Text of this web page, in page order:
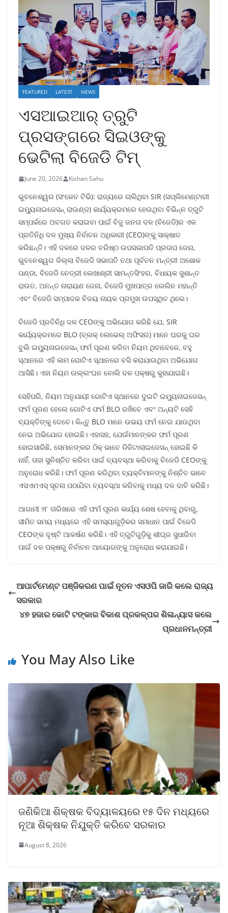
FEATURED LATEST NEWS
ଏସଆଇଆର୍ ତ୍ରୁଟି
ପ୍ରସଙ୍ଗରେ ସିଇଓଙ୍କୁ
ଭେଟିଲା ବିଜେଡି ଟିମ୍
June 20, 2026 Kishan Sahu
ଭୁବନେଶ୍ୱର (ସଂକେତ ଟିଭି): ରାଜ୍ୟରେ ଚାଲିଥିବା SIR (ସପ୍ଲିମେଣ୍ଟାରୀ
ଇମ୍ୟୁନାଇଜେସନ୍ ରାଉଣ୍ଡ) କାର୍ଯ୍ୟକ୍ରମରେ ହେଉଥିବା ବିଭିନ୍ନ ତ୍ରୁଟି
ସମ୍ପର୍କରେ ଅବଗତ କରାଇବା ପାଇଁ ବିଜୁ ଜନତା ଦଳ (ବିଜେଡି)ର ଏକ
ପ୍ରତିନିଧି ଦଳ ମୁଖ୍ୟ ନିର୍ବାଚନ ଅଧିକାରୀ (CEO)ଙ୍କୁ ସାକ୍ଷାତ
କରିଛନ୍ତି। ଏହି ଦଳରେ ଦଳର ବରିଷ୍ଠ ଉପସଭାପତି ପ୍ରତାପ ଜେନା,
ଭୁବନେଶ୍ୱର ଜିଲ୍ଲା ବିଜେଡି ସଭାପତି ତଥା ପୂର୍ବତନ ମନ୍ତ୍ରୀ ଅଶୋକ
ପଣ୍ଡା, ବିଜେଡି ନେତ୍ରୀ ଲେଖାଶ୍ରୀ ସାମନ୍ତସିଂହର, ବିଧାୟକ ସୁଶାନ୍ତ
ରାଉତ, ଅନନ୍ତ ନାରାୟଣ ଜେନା, ବିଜେଡି ମୁଖପାତ୍ର ଲେଲିନ ମହାନ୍ତି
ଏବଂ ବିଜେଡି ସମ୍ପାଦକ ବିଜୟ ନାୟକ ପ୍ରମୁଖ ଉପସ୍ଥିତ ଥିଲେ।
ବିଜେଡି ପ୍ରତିନିଧି ଦଳ CEOଙ୍କୁ ଅଭିଯୋଗ କରିଛି ଯେ, SIR
କାର୍ଯ୍ୟକ୍ରମରେ BLO (ବ୍ଲକ୍ ଲେଭେଲ୍ ଅଫିସର) ମାନେ ଘରକୁ ଘର
ବୁଲି ଇମ୍ୟୁନାଇଜେସନ୍ ଫର୍ମ ପୂରଣ କରିବା ନିୟମ ଥିବାବେଳେ, ବହୁ
ସ୍ଥାନରେ ଏହି କାମ ଗୋଟିଏ ସ୍ଥାନରେ ବସି କରାଯାଉଥିବା ଅଭିଯୋଗ
ଆସିଛି। ଏହା ନିୟମ ଉଲ୍ଲଂଘନ ବୋଲି ଦଳ ପକ୍ଷରୁ କୁହାଯାଇଛି।
ସେହିପରି, ନିୟମ ଅନୁଯାୟୀ ଗୋଟିଏ ସ୍ଥାନରେ ଦୁଇଟି ଇମ୍ୟୁନାଇଜେସନ୍
ଫର୍ମ ପୂରଣ ହେଲେ ଗୋଟିଏ ଫର୍ମ BLO ରଖିବେ ଏବଂ ଅନ୍ୟଟି ସେହି
ବ୍ୟକ୍ତିଙ୍କୁ ଦେବେ। କିନ୍ତୁ BLO ମାନେ ଉଭୟ ଫର୍ମ ନେଇ ଯାଉଥିବା
ନେଇ ଅଭିଯୋଗ ହୋଇଛି। ଏହାସହ, ଯେଉଁମାନଙ୍କର ଫର୍ମ ପୂରଣ
ହୋଇସାରିଛି, ସେମାନଙ୍କର ଠିକ୍ ଭାବେ ଡିଜିଟାଲାଇଜେସନ୍ ହୋଇଛି କି
ନାହିଁ, ତାହା ସୁନିଶ୍ଚିତ କରିବା ପାଇଁ ବ୍ୟବସ୍ଥା କରିବାକୁ ବିଜେଡି CEOଙ୍କୁ
ଅନୁରୋଧ କରିଛି। ଫର୍ମ ପୂରଣ କରିଥିବା ବ୍ୟକ୍ତିମାନଙ୍କୁ ନିଶ୍ଚିତ ଭାବେ
ଏସଏମଏସ୍ ସୂଚନା ପଠାଯିବା ବ୍ୟବସ୍ଥା କରିବାକୁ ମଧ୍ୟ ଦଳ ଦାବି କରିଛି।
ଆଗାମୀ ୨୮ ତାରିଖରେ ଏହି ଫର୍ମ ପୂରଣ କାର୍ଯ୍ୟ ଶେଷ ହେବାକୁ ଥିବାରୁ,
ସୀମିତ ସମୟ ମଧ୍ୟରେ ଏହି ସମସ୍ୟାଗୁଡ଼ିକର ସମାଧାନ ପାଇଁ ବିଜେଡି
CEOଙ୍କ ଦୃଷ୍ଟି ଆକର୍ଷଣ କରିଛି। ଏହି ତ୍ରୁଟିଗୁଡ଼ିକୁ ଶୀଘ୍ର ସୁଧାରିବା
ପାଇଁ ଦଳ ପକ୍ଷରୁ ନିର୍ବାଚନ ଆୟୋଗଙ୍କୁ ଅନୁରୋଧ କରାଯାଇଛି।
ଆପାର୍ଟମେଣ୍ଟ ପଞ୍ଜିକରଣ ପାଇଁ ନୂତନ ଏସଓପି ଜାରି କଲେ ରାଜ୍ୟ
ସରକାର
୪୭ ହଜାର କୋଟି ଟଙ୍କାର ବିକାଶ ପ୍ରକଳ୍ପର ଶିଳାନ୍ୟାସ କଲେ
ପ୍ରଧାନମନ୍ତ୍ରୀ
You May Also Like
ଜଣିକିଆ ଶିକ୍ଷକ ବିଦ୍ୟାଳୟରେ ୧୫ ଦିନ ମଧ୍ୟରେ
ନୂଆ ଶିକ୍ଷକ ନିଯୁକ୍ତି କରିବେ ସରକାର
August 8, 2026